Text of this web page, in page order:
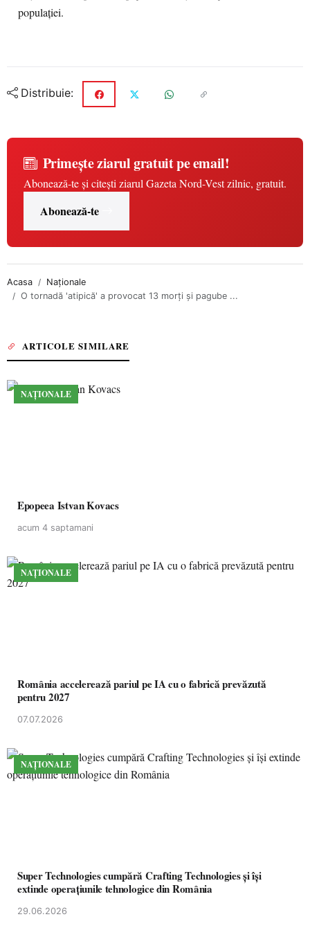
populației.
Distribuie:
Primește ziarul gratuit pe email!
Abonează-te și citești ziarul Gazeta Nord-Vest zilnic, gratuit.
Abonează-te
Acasa
Naționale
O tornadă 'atipică' a provocat 13 morți și pagube ...
ARTICOLE SIMILARE
NAȚIONALE
Epopeea Istvan Kovacs
acum 4 saptamani
NAȚIONALE
România accelerează pariul pe IA cu o fabrică prevăzută
pentru 2027
07.07.2026
NAȚIONALE
Super Technologies cumpără Crafting Technologies și își
extinde operațiunile tehnologice din România
29.06.2026